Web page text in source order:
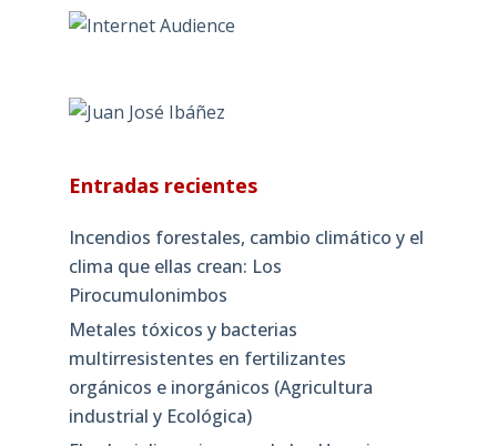
Entradas recientes
Incendios forestales, cambio climático y el
clima que ellas crean: Los
Pirocumulonimbos
Metales tóxicos y bacterias
multirresistentes en fertilizantes
orgánicos e inorgánicos (Agricultura
industrial y Ecológica)